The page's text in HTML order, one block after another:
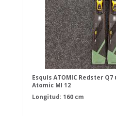
Esquís ATOMIC Redster
Atomic MI 12
Longitud: 160 cm